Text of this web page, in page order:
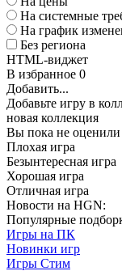
На системные
На график
Без региона
HTML-виджет
В избранное 0
Добавить...
Добавьте игру в
новая коллекция
Вы пока не оценили
Плохая игра
Безынтересная игра
Хорошая игра
Отличная игра
Новости на HGN:
Популярные
Игры на ПК
Новинки игр
Игры Стим